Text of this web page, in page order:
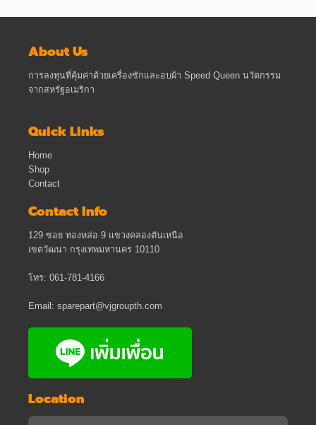
About Us
การลงทุนที่คุ้มค่าด้วยเครื่องซักและอบผ้า Speed Queen นวัตกรรม
จากสหรัฐอเมริกา
Quick Links
Home
Shop
Contact
Contact Info
129 ซอย ทองหล่อ 9 แขวงคลองตันเหนือ
เขตวัฒนา กรุงเทพมหานคร 10110
โทร: 061-781-4166
Email: sparepart@vjgroupth.com
Location